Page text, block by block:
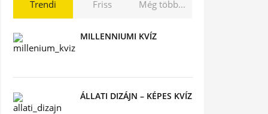
Trendi Friss Még több...
MILLENNIUMI KVÍZ
ÁLLATI DIZÁJN – KÉPES KVÍZ